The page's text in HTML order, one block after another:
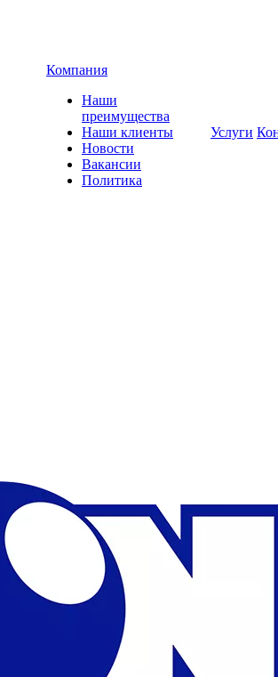
Компания
Наши
преимущества
Наши клиенты
Новости
Вакансии
Политика
Услуги